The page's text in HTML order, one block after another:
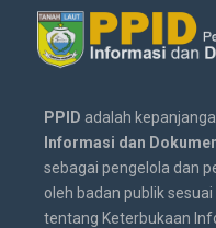
PPID adalah
Informasi dan
sebagai pengelola dan
oleh badan publik
tentang Keterbukaan